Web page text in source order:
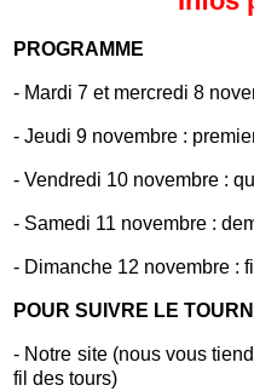
PROGRAMME
- Mardi 7 et mercredi 8
-Jeudi 9 novembre :
-Vendredi 10 novembre :
- Samedi 11 novembre :
- Dimanche 12 novembre :
POUR SUIVRE LE
- Notre site (nous vous
fil des tours)